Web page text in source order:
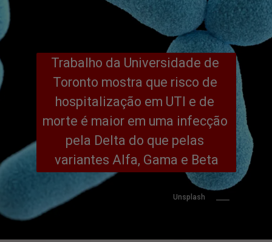
Trabalho da Universidade de
Toronto mostra que risco de
hospitalização em UTI e de
morte é maior em uma infecção
pela Delta do que pelas
variantes Alfa, Gama e Beta
Unsplash